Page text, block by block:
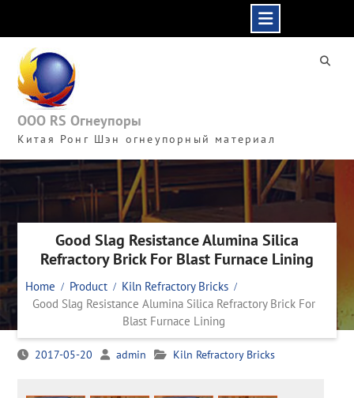
content
ООО RS Огнеупоры
Китая Ронг Шэн огнеупорный материал
Good Slag Resistance Alumina Silica
Refractory Brick For Blast Furnace Lining
Home Product
Kiln Refractory Bricks
Good Slag Resistance Alumina Silica Refractory Brick For
Blast Furnace Lining
2017-05-20 admin Kiln Refractory Bricks